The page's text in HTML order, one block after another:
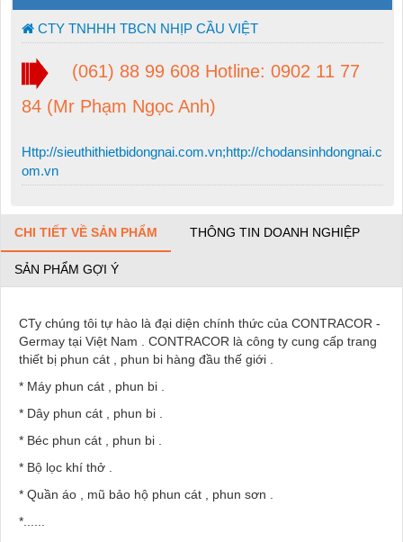
CTY TNHHH TBCN NHỊP CẦU VIỆT
(061) 88 99 608 Hotline: 0902 11 77
84 (Mr Phạm Ngọc Anh)
Http://sieuthithietbidongnai.com.vn;http://chodansinhdongnai.c
om.vn
CHI TIẾT VỀ SẢN PHẨM THÔNG TIN DOANH NGHIỆP
SẢN PHẨM GỢI Ý
CTy chúng tôi tự hào là đại diện chính thức của CONTRACOR -
Germay tại Việt Nam . CONTRACOR là công ty cung cấp trang
thiết bị phun cát , phun bi hàng đầu thế giới .
* Máy phun cát , phun bi .
* Dây phun cát , phun bi .
* Béc phun cát , phun bi .
* Bộ lọc khí thở .
* Quần áo , mũ bảo hộ phun cát , phun sơn .
*......